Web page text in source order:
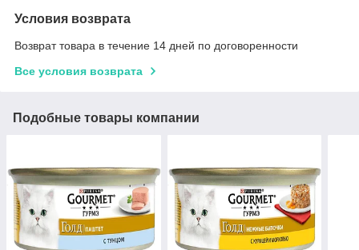
Условия возврата
Возврат товара в течение 14 дней по договоренности
Все условия возврата
Подобные товары компании